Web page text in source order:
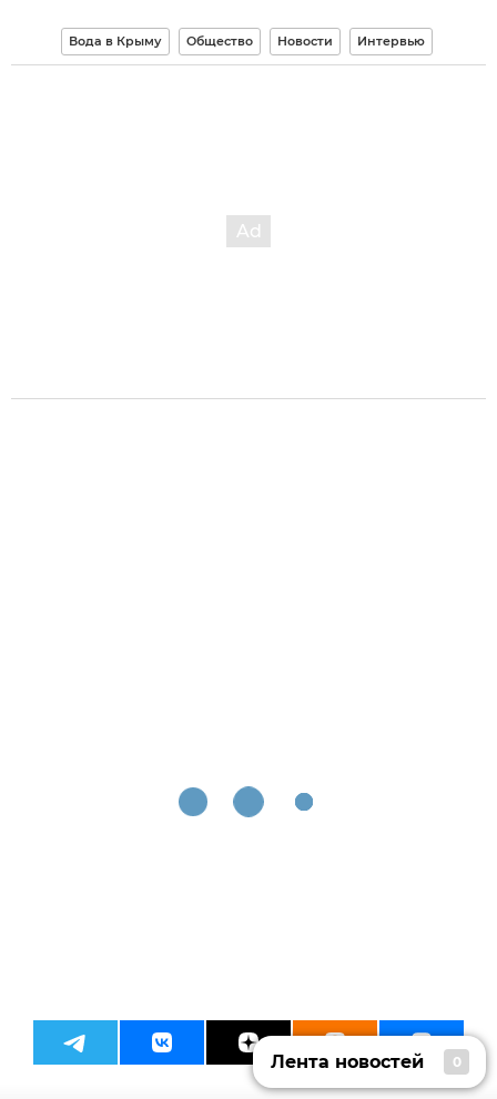
Вода в Крыму Общество Новости Интервью
Лента новостей 0
Лента новостей